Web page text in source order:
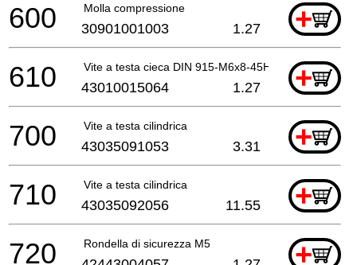
Molla compressione +
600 30901001003 1.27
Vite a testa cieca DIN 915-M6x8-45H +
610 43010015064 1.27
Vite a testa cilindrica +
700 43035091053 3.31
Vite a testa cilindrica +
710 43035092056 11.55
Rondella di sicurezza M5 +
720